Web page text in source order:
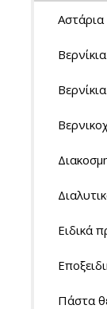
Αστάρια
Ειδικά
Πάστα